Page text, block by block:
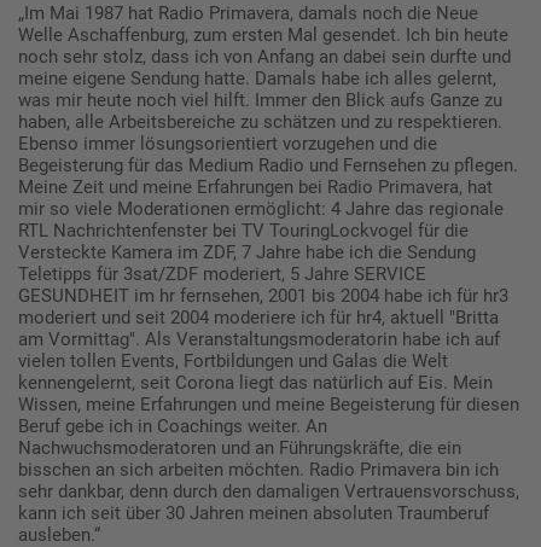
„Im Mai 1987 hat Radio Primavera, damals noch die Neue
Welle Aschaffenburg, zum ersten Mal gesendet. Ich bin heute
noch sehr stolz, dass ich von Anfang an dabei sein durfte und
meine eigene Sendung hatte. Damals habe ich alles gelernt,
was mir heute noch viel hilft. Immer den Blick aufs Ganze zu
haben, alle Arbeitsbereiche zu schätzen und zu respektieren.
Ebenso immer lösungsorientiert vorzugehen und die
Begeisterung für das Medium Radio und Fernsehen zu pflegen.
Meine Zeit und meine Erfahrungen bei Radio Primavera, hat
mir so viele Moderationen ermöglicht: 4 Jahre das regionale
RTL Nachrichtenfenster bei TV TouringLockvogel für die
Versteckte Kamera im ZDF, 7 Jahre habe ich die Sendung
Teletipps für 3sat/ZDF moderiert, 5 Jahre SERVICE
GESUNDHEIT im hr fernsehen, 2001 bis 2004 habe ich für hr3
moderiert und seit 2004 moderiere ich für hr4, aktuell "Britta
am Vormittag". Als Veranstaltungsmoderatorin habe ich auf
vielen tollen Events, Fortbildungen und Galas die Welt
kennengelernt, seit Corona liegt das natürlich auf Eis. Mein
Wissen, meine Erfahrungen und meine Begeisterung für diesen
Beruf gebe ich in Coachings weiter. An
Nachwuchsmoderatoren und an Führungskräfte, die ein
bisschen an sich arbeiten möchten. Radio Primavera bin ich
sehr dankbar, denn durch den damaligen Vertrauensvorschuss,
kann ich seit über 30 Jahren meinen absoluten Traumberuf
ausleben.“